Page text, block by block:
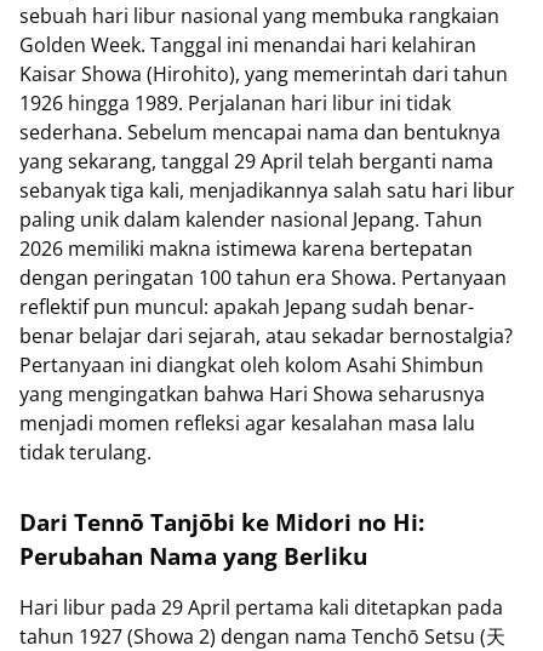
sebuah hari libur nasional yang membuka rangkaian
Golden Week. Tanggal ini menandai hari kelahiran
Kaisar Showa (Hirohito), yang memerintah dari tahun
1926 hingga 1989. Perjalanan hari libur ini tidak
sederhana. Sebelum mencapai nama dan bentuknya
yang sekarang, tanggal 29 April telah berganti nama
sebanyak tiga kali, menjadikannya salah satu hari libur
paling unik dalam kalender nasional Jepang. Tahun
2026 memiliki makna istimewa karena bertepatan
dengan peringatan 100 tahun era Showa. Pertanyaan
reflektif pun muncul: apakah Jepang sudah benar-
benar belajar dari sejarah, atau sekadar bernostalgia?
Pertanyaan ini diangkat oleh kolom Asahi Shimbun
yang mengingatkan bahwa Hari Showa seharusnya
menjadi momen refleksi agar kesalahan masa lalu
tidak terulang.
Dari Tennō Tanjōbi ke Midori no Hi:
Perubahan Nama yang Berliku
Hari libur pada 29 April pertama kali ditetapkan pada
tahun 1927 (Showa 2) dengan nama Tenchō Setsu (天